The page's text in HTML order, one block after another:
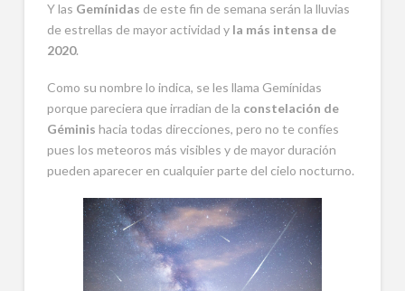
Y las Gemínidas de este fin de semana serán la lluvias
de estrellas de mayor actividad y la más intensa de
2020.
Como su nombre lo indica, se les llama Gemínidas
porque pareciera que irradian de la constelación de
Géminis hacia todas direcciones, pero no te confíes
pues los meteoros más visibles y de mayor duración
pueden aparecer en cualquier parte del cielo nocturno.